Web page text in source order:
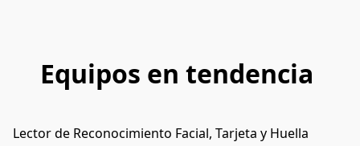
Equipos en tendencia
Lector de Reconocimiento Facial, Tarjeta y Huella